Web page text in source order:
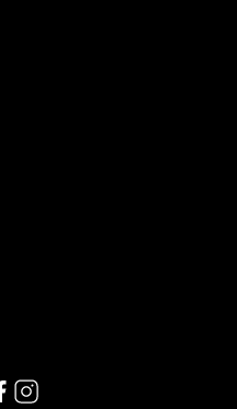
missing Display text from
Link missing Display text